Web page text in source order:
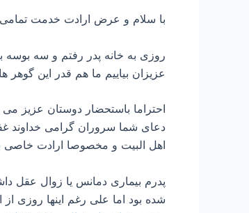
با سلام و عرض ارادت خدمت تمامی
روزی به خانه پدر رفتم و سه
عزیزان بیاییم ما هم قدر این گوهر
دعای شما سروران گرامی خداوند
اهل البیت و مخصوصا ارادت خاصی
پدرم بیماری دمانس یا زوال عقل
شده بود اما علی رغم اینها روزی